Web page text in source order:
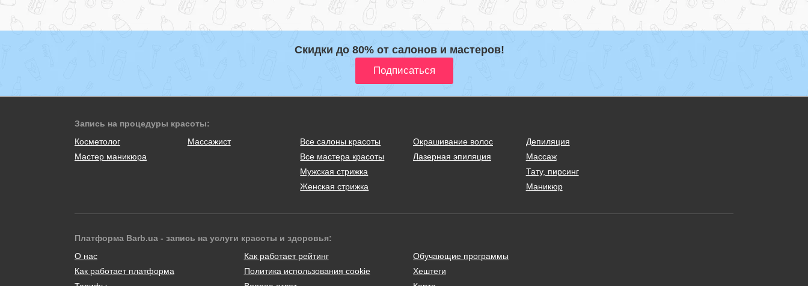
Скидки до 80% от салонов и мастеров!
Запись на процедуры красоты:
Косметолог
Массажист
Мастер маникюра
Все салоны красоты
Все мастера красоты
Мужская стрижка
Женская стрижка
Окрашивание волос
Лазерная эпиляция
Депиляция
Массаж
Тату, пирсинг
Маникюр
Платформа Barb.ua - запись на услуги красоты и здоровья:
О нас
Как работает платформа
Как работает рейтинг
Политика использования cookie
Обучающие программы
Хештеги